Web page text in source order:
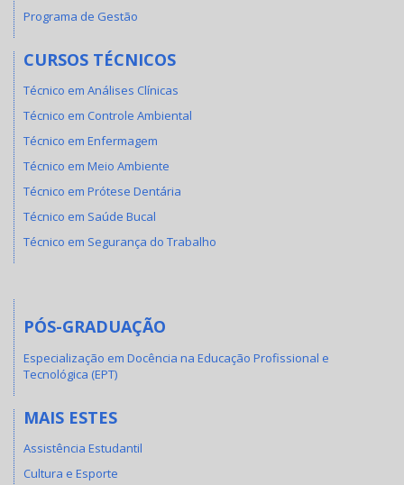
Programa de Gestão
CURSOS TÉCNICOS
Técnico em Análises Clínicas
Técnico em Controle Ambiental
Técnico em Enfermagem
Técnico em Meio Ambiente
Técnico em Prótese Dentária
Técnico em Saúde Bucal
Técnico em Segurança do Trabalho
PÓS-GRADUAÇÃO
Especialização em Docência na Educação Profissional e
Tecnológica (EPT)
MAIS ESTES
Assistência Estudantil
Cultura e Esporte